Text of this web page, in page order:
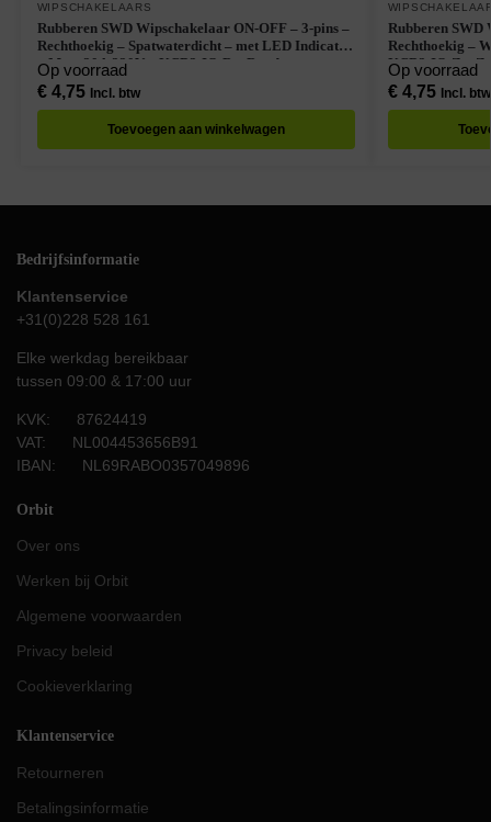
WIPSCHAKELAARS
Rubberen SWD Wipschakelaar ON-OFF – 3-pins –
Rechthoekig – Spatwaterdicht – met LED Indicatie
– Max. 20A 220V – KCD3-IO-R – Rood
Op voorraad
€4,75 Incl. btw
Toevoegen aan winkelwagen
Rubberen SWD
Rechthoekig –
KCD3-IO-Z –
Op voorraad
€4,75 Incl. btw
Bedrijfsinformatie
Klantenservice
+31(0)228 528 161
Elke werkdag bereikbaar
tussen 09:00 & 17:00 uur
KVK: 87624419
VAT: NL004453656B91
IBAN: NL69RABO0357049896
Orbit
Over ons
Werken bij Orbit
Algemene voorwaarden
Privacy beleid
Cookieverklaring
Klantenservice
Retourneren
Betalingsinformatie